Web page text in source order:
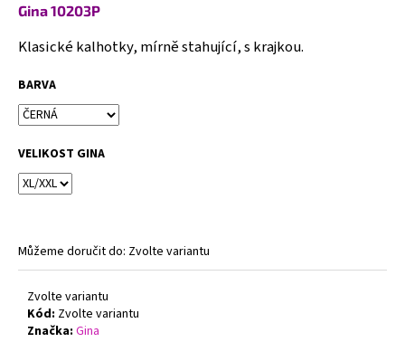
Gina 10203P
Klasické kalhotky, mírně stahující, s krajkou.
BARVA
VELIKOST GINA
Můžeme doručit do: Zvolte variantu
Zvolte variantu
Kód: Zvolte variantu
Značka: Gina
HLEDAT
D
p
o
r
u
j
m